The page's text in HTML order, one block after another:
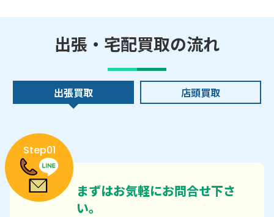
出張・宅配買取の流れ
出張買取 店頭買取
Step01
まずはお気軽にお問合せ下さ
い。